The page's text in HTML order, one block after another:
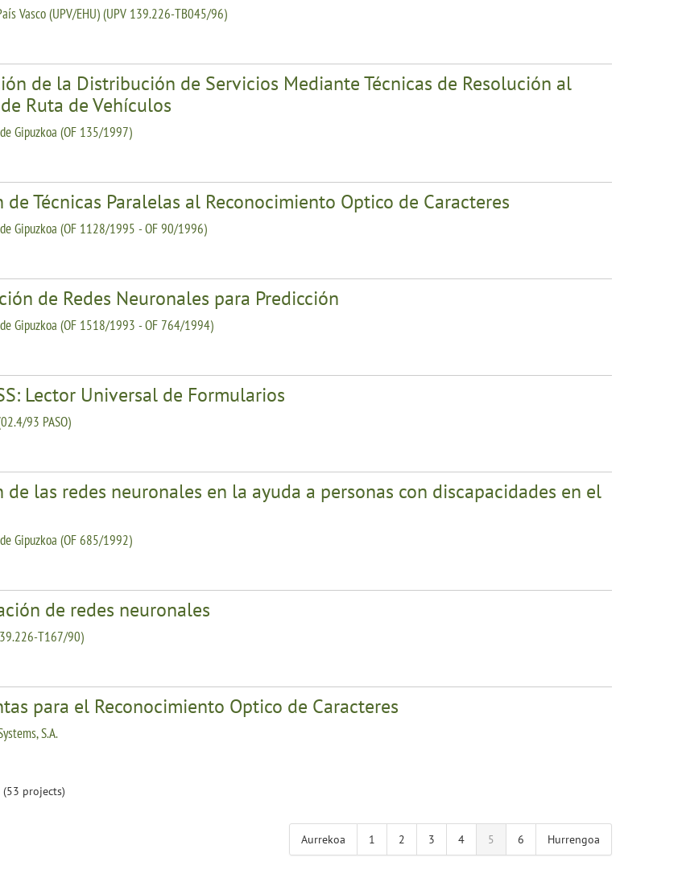
Vasco (UPV/EHU) (UPV 139.226-TB045/96)
de la Distribución de Servicios Mediante Técnicas de Resolución al
Ruta de Vehículos
Gipuzkoa (OF 135/1997)
Técnicas Paralelas al Reconocimiento Optico de Caracteres
Gipuzkoa (OF 1128/1995 - OF 90/1996)
de Redes Neuronales para Predicción
Gipuzkoa (OF 1518/1993 - OF 764/1994)
Lector Universal de Formularios
93 PASO)
las redes neuronales en la ayuda a personas con discapacidades en el
Gipuzkoa (OF 685/1992)
de redes neuronales
T167/90)
para el Reconocimiento Optico de Caracteres
S.A.
projects)
Aurrekoa 1 2 3 4 5 6 Hurrengoa